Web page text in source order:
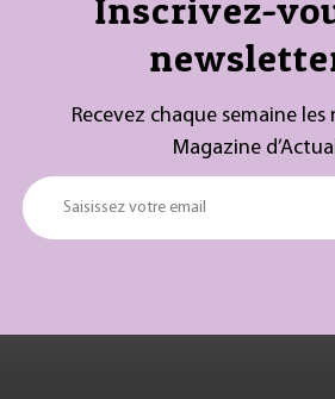
Inscrivez-
Recevez chaque semaine
Magazine
Saisissez votre email